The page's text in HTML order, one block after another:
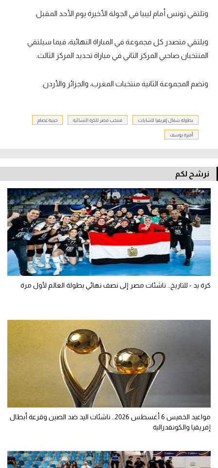
وتلتقي تونس أمام ليبيا في الجولة الأخيرة يوم الأحد المقبل.
ويلتقي متصدر كل مجموعة في المباراة النهائية، فيما سيلتقي
المنتخبان صاحبي المركز الثاني في مباراة تحديد المركز الثالث.
وتضم المجموعة الثانية منتخبات المغرب، والجزائر والأردن.
بطولة شمال إفريقيا للشابات منتخب مصر للكرة النسائية حبيبة عصام
أميرة يوسف
نرشح لكم
كرة يد - للتاريخ.. ناشئات مصر إلى نصف نهائي بطولة العالم لأول مرة
مواعيد الخميس 6 أغسطس 2026.. ناشئات اليد ضد الصين وقرعة أبطال
إفريقيا والكونفدرالية